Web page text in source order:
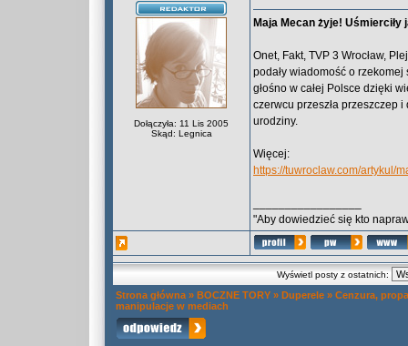
Dołączyła: 11 Lis 2005
Skąd: Legnica
Maja Mecan żyje!
Onet, Fakt, TVP 3 Wrocław,
podały wiadomość o
głośno w całej Polsce dzięki
czerwcu przeszła przeszczep
urodziny.
Więcej:
https://tuwroclaw.com/artykul/
"Aby dowiedzieć się kto
Wyświetl posty z ostatnich:
Strona główna » BOCZNE TORY » Duperele » Cenzura,
manipulacje w mediach